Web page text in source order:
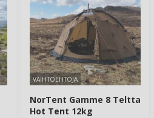
VAIHTOEHTOJA
NorTent Gamme 8 Teltta
Hot Tent 12kg